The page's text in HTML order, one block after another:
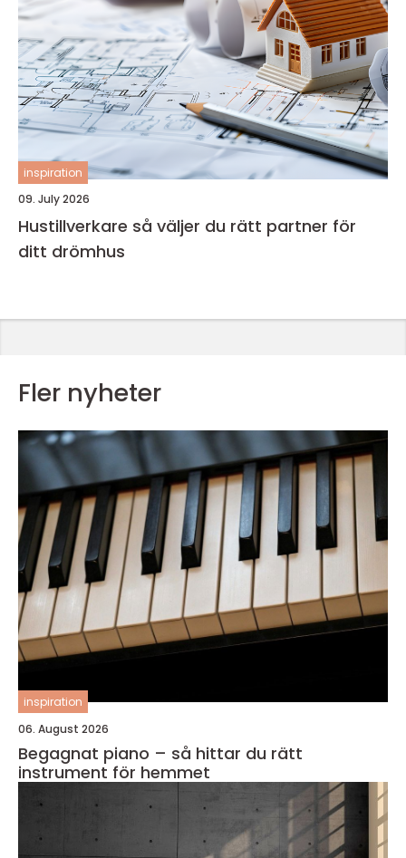
inspiration
09. July 2026
Hustillverkare så väljer du rätt partner för
ditt drömhus
Fler nyheter
inspiration
06. August 2026
Begagnat piano – så hittar du rätt
instrument för hemmet